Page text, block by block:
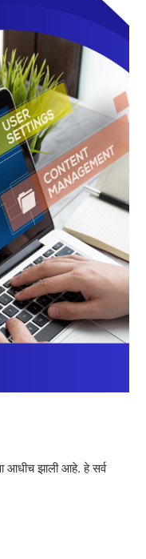
आधीच झाली आहे. हे सर्व